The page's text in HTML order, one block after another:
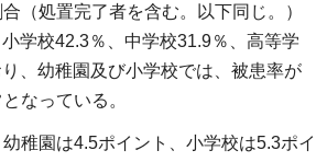
（処置完了者を含む。以下同じ。）
学校42.3％、中学校31.9％、高等学
、幼稚園及び小学校では、被患率が
なっている。
稚園は4.5ポイント、小学校は5.3ポイ